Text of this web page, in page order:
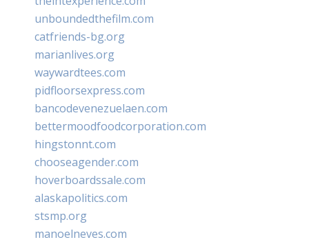
unboundedthefilm.com
catfriends-bg.org
marianlives.org
waywardtees.com
pidfloorsexpress.com
bancodevenezuelaen.com
bettermoodfoodcorporation.com
hingstonnt.com
chooseagender.com
hoverboardssale.com
alaskapolitics.com
stsmp.org
manoelneves.com